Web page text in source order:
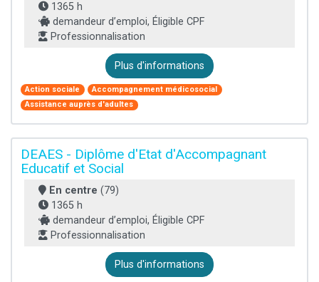
1365 h
demandeur d’emploi, Éligible CPF
Professionnalisation
Plus d'informations
Action sociale
Accompagnement médicosocial
Assistance auprès d'adultes
DEAES - Diplôme d'Etat d'Accompagnant
Educatif et Social
En centre (79)
1365 h
demandeur d’emploi, Éligible CPF
Professionnalisation
Plus d'informations